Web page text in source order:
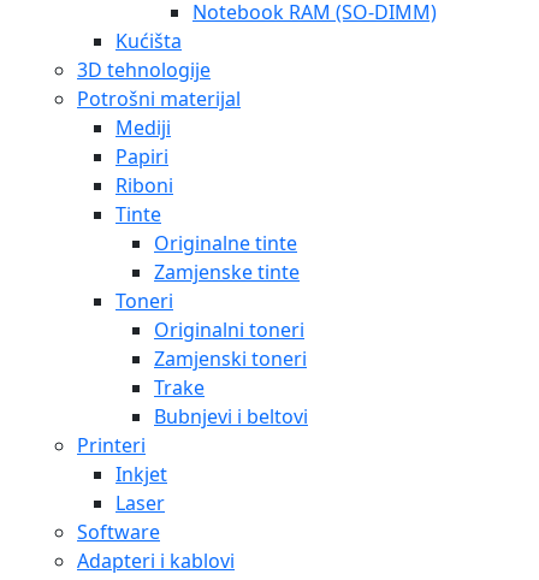
Notebook RAM (SO-DIMM)
Kućišta
3D tehnologije
Potrošni materijal
Mediji
Papiri
Riboni
Tinte
Originalne tinte
Zamjenske tinte
Toneri
Originalni toneri
Zamjenski toneri
Trake
Bubnjevi i beltovi
Printeri
Inkjet
Laser
Software
Adapteri i kablovi